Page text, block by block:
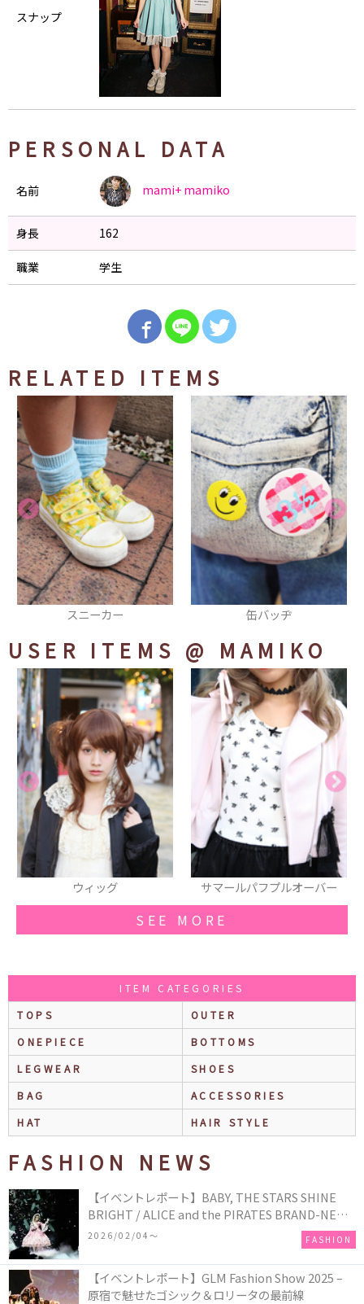
スナップ
PERSONAL DATA
名前 mami+ mamiko
身長 162
職業 学生
RELATED ITEMS
缶バッヂ ブレスレット
USER ITEMS @ MAMIKO
サマールパフプルオーバー ヘアバンド
SEE MORE
ITEM CATEGORIES
TOPS
OUTER
ONEPIECE
BOTTOMS
LEGWEAR
SHOES
BAG
ACCESSORIES
HAT
HAIR STYLE
FASHION NEWS
【イベントレポート】BABY, THE STARS SHINE
BRIGHT / ALICE and the PIRATES BRAND-NEW
COLLECTION in TOKYO
2026/02/04〜 FASHION
【イベントレポート】GLM Fashion Show 2025 –
原宿で魅せたゴシック＆ロリータの最前線